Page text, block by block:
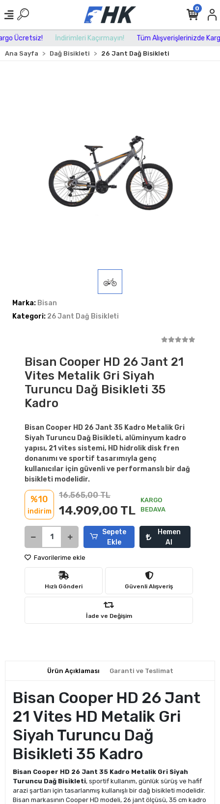
Ücretsiz! İndirimleri Kaçırmayın! Tüm Alışverişlerinizde
0
Ana Sayfa Dağ Bisikleti 26 Jant Dağ Bisikleti
Marka: Bisan
Kategori: 26 Jant Dağ Bisikleti
Bisan Cooper HD 26 Jant 21
Vites Metalik Gri Siyah
Turuncu Dağ Bisikleti 35
Kadro
Bisan Cooper HD 26 Jant 35 Kadro Metalik Gri
Siyah Turuncu Dağ Bisikleti, alüminyum kadro
yapısı, 21 vites sistemi, HD hidrolik disk fren
donanımı ve sportif tasarımıyla genç
kullanıcılar için güvenli ve performanslı bir dağ
bisikleti modelidir.
%10
indirim
16.565,00 TL
14.909,00 TL
KARGO
BEDAVA
Sepete
Ekle
Hemen
Al
Favorilerime ekle
Hızlı Gönderi Güvenli Alışveriş
İade ve Değişim
Ürün Açıklaması Garanti ve Teslimat
Bisan Cooper HD 26 Jant
21 Vites HD Metalik Gri
Siyah Turuncu Dağ
Bisikleti 35 Kadro
Bisan Cooper HD 26 Jant 35 Kadro Metalik Gri Siyah
Turuncu Dağ Bisikleti, sportif kullanım, günlük sürüş ve hafif
arazi şartları için tasarlanmış kullanışlı bir dağ bisikleti modelidir.
Bisan markasının Cooper HD modeli, 26 jant ölçüsü, 35 cm kadro